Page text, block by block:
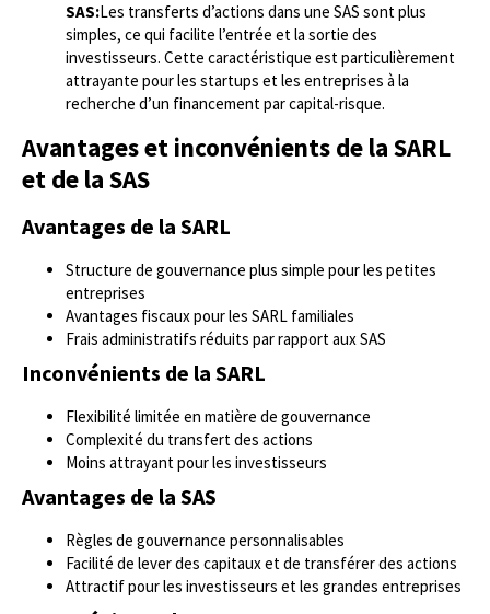
SAS:Les transferts d’actions dans une SAS sont plus
simples, ce qui facilite l’entrée et la sortie des
investisseurs. Cette caractéristique est particulièrement
attrayante pour les startups et les entreprises à la
recherche d’un financement par capital-risque.
Avantages et inconvénients de la SARL
et de la SAS
Avantages de la SARL
Structure de gouvernance plus simple pour les petites
entreprises
Avantages fiscaux pour les SARL familiales
Frais administratifs réduits par rapport aux SAS
Inconvénients de la SARL
Flexibilité limitée en matière de gouvernance
Complexité du transfert des actions
Moins attrayant pour les investisseurs
Avantages de la SAS
Règles de gouvernance personnalisables
Facilité de lever des capitaux et de transférer des actions
Attractif pour les investisseurs et les grandes entreprises